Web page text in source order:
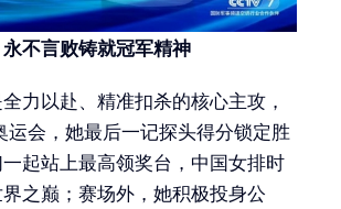
不言败铸就冠军精神
力以赴、精准扣杀的核心主攻，
运会，她最后一记探头得分锁定胜
起站上最高领奖台，中国女排时
之巅；赛场外，她积极投身公